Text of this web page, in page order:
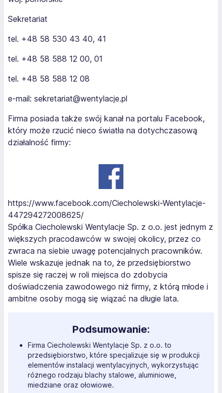
Sekretariat
tel. +48 58 530 43 40, 41
tel. +48 58 588 12 00, 01
tel. +48 58 588 12 08
e-mail: sekretariat@wentylacje.pl
Firma posiada także swój kanał na portalu Facebook,
który może rzucić nieco światła na dotychczasową
działalność firmy:
https://www.facebook.com/Ciecholewski-Wentylacje-
447294272008625/
Spółka Ciecholewski Wentylacje Sp. z o.o. jest jednym z
większych pracodawców w swojej okolicy, przez co
zwraca na siebie uwagę potencjalnych pracowników.
Wiele wskazuje jednak na to, że przedsiębiorstwo
spisze się raczej w roli miejsca do zdobycia
doświadczenia zawodowego niż firmy, z którą młode i
ambitne osoby mogą się wiązać na długie lata.
Podsumowanie:
Firma Ciecholewski Wentylacje Sp. z o.o. to
przedsiębiorstwo, które specjalizuje się w produkcji
elementów instalacji wentylacyjnych, wykorzystując
różnego rodzaju blachy stalowe, aluminiowe,
miedziane oraz ołowiowe.